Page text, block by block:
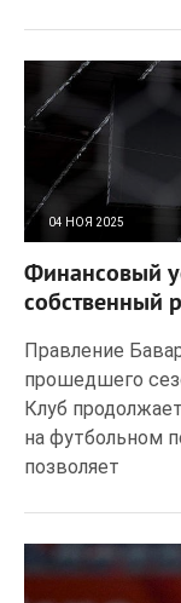
04 НОЯ 2025
Финансовый
собственный
Правление
прошедшего
Клуб
на футбольном
позволяет